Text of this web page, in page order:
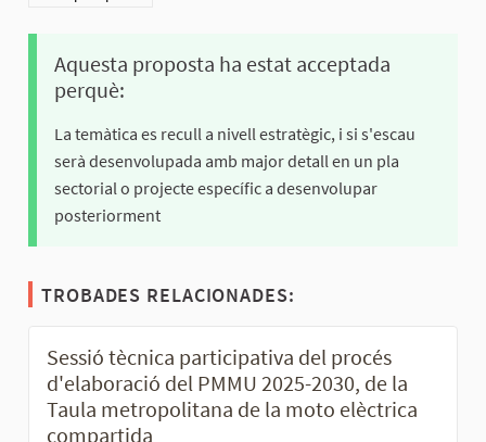
Aquesta proposta ha estat acceptada
perquè:
La temàtica es recull a nivell estratègic, i si s'escau
serà desenvolupada amb major detall en un pla
sectorial o projecte específic a desenvolupar
posteriorment
TROBADES RELACIONADES:
Sessió tècnica participativa del procés
d'elaboració del PMMU 2025-2030, de la
Taula metropolitana de la moto elèctrica
compartida